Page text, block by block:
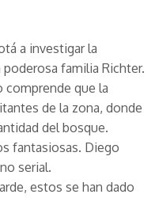
a investigar la
poderosa familia Richter.
comprende que la
de la zona, donde
del bosque.
fantasiosas. Diego
serial.
estos se han dado